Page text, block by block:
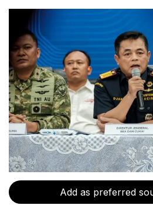
Add as preferred